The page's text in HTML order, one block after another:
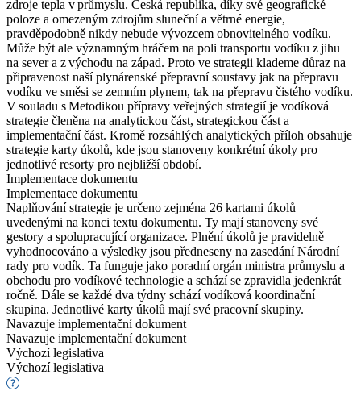
zdroje tepla v průmyslu. Česká republika, díky své geografické
poloze a omezeným zdrojům sluneční a větrné energie,
pravděpodobně nikdy nebude vývozcem obnovitelného vodíku.
Může být ale významným hráčem na poli transportu vodíku z jihu
na sever a z východu na západ. Proto ve strategii klademe důraz na
připravenost naší plynárenské přepravní soustavy jak na přepravu
vodíku ve směsi se zemním plynem, tak na přepravu čistého vodíku.
V souladu s Metodikou přípravy veřejných strategií je vodíková
strategie členěna na analytickou část, strategickou část a
implementační část. Kromě rozsáhlých analytických příloh obsahuje
strategie karty úkolů, kde jsou stanoveny konkrétní úkoly pro
jednotlivé resorty pro nejbližší období.
Implementace dokumentu
Implementace dokumentu
Naplňování strategie je určeno zejména 26 kartami úkolů
uvedenými na konci textu dokumentu. Ty mají stanoveny své
gestory a spolupracující organizace. Plnění úkolů je pravidelně
vyhodnocováno a výsledky jsou předneseny na zasedání Národní
rady pro vodík. Ta funguje jako poradní orgán ministra průmyslu a
obchodu pro vodíkové technologie a schází se zpravidla jedenkrát
ročně. Dále se každé dva týdny schází vodíková koordinační
skupina. Jednotlivé karty úkolů mají své pracovní skupiny.
Navazuje implementační dokument
Navazuje implementační dokument
Výchozí legislativa
Výchozí legislativa